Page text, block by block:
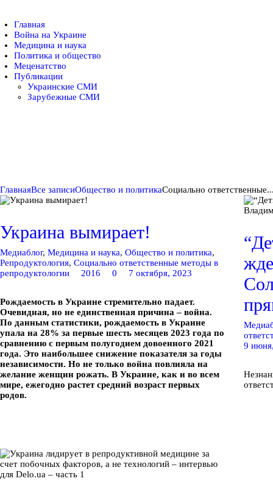
Главная
Война на Украине
Медицина и наука
Политика и общество
Меценатство
Публикации
Украинские СМИ
Зарубежные СМИ
Главная
Война на Украине
Медицина и наука
общество
Меценатство
Публикации
ГлавнаяВсе записиОбщество и политикаСоциально
Украина вымирает!
Медиаблог, Медицина и наука, Общество и политика,
Репродуктология, Социально ответственные методы в
репродуктологии
2016 0 7 октября, 2023
Рождаемость в Украине стремительно падает.
Очевидная, но не единственная причина – война.
По данным статистики, рождаемость в Украине
упала на 28% за первые шесть месяцев 2023 года по
сравнению с первым полугодием довоенного 2021
года. Это наибольшее снижение показателя за годы
независимости. Но не только война повлияла на
желание женщин рожать. В Украине, как и во всем
мире, ежегодно растет средний возраст первых
родов.
9